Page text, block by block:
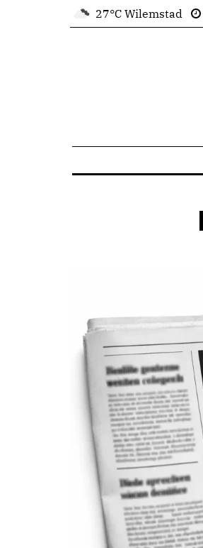
27°C Wilemstad